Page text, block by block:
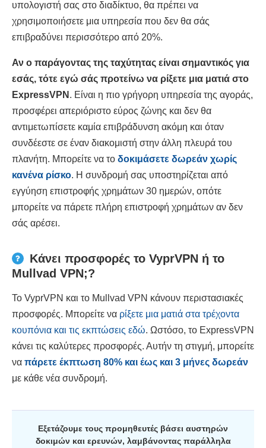
υπολογιστή σας στο διαδίκτυο, θα πρέπει να
χρησιμοποιήσετε μια υπηρεσία που δεν θα σάς
επιβραδύνει περισσότερο από 20%.
Αν ο παράγοντας της ταχύτητας είναι σημαντικός για
εσάς, τότε εγώ σάς προτείνω να ρίξετε μια ματιά στο
ExpressVPN . Είναι η πιο γρήγορη υπηρεσία της αγοράς,
προσφέρει απεριόριστο εύρος ζώνης και δεν θα
αντιμετωπίσετε καμία επιβράδυνση ακόμη και όταν
συνδέεστε σε έναν διακομιστή στην άλλη πλευρά του
πλανήτη. Μπορείτε να το δοκιμάσετε δωρεάν χωρίς
κανένα ρίσκο. Η συνδρομή σας υποστηρίζεται από
εγγύηση επιστροφής χρημάτων 30 ημερών, οπότε
μπορείτε να πάρετε πλήρη επιστροφή χρημάτων αν δεν
σάς αρέσει.
Κάνει προσφορές το VyprVPN ή το
Mullvad VPN;?
Το VyprVPN και το Mullvad VPN κάνουν περιστασιακές
προσφορές. Μπορείτε να ρίξετε μια ματιά στα τρέχοντα
κουπόνια και τις εκπτώσεις εδώ. Ωστόσο, το ExpressVPN
κάνει τις καλύτερες προσφορές. Αυτήν τη στιγμή, μπορείτε
να πάρετε έκπτωση 80% και έως και 3 μήνες δωρεάν
με κάθε νέα συνδρομή.
Εξετάζουμε τους προμηθευτές βάσει αυστηρών
δοκιμών και ερευνών, λαμβάνοντας παράλληλα